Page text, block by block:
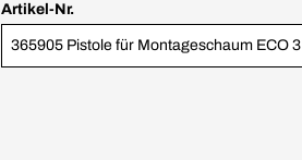
Artikel-Nr.
365905 Pistole für Montageschaum ECO 3